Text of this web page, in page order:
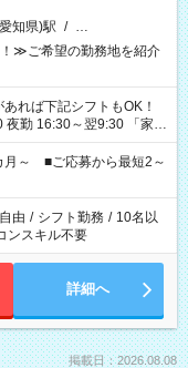
知県)駅 / …
≫ご希望の勤務地を紹介
16:30～翌9:30 「家族
夕飯の準備がしたい」
ご希望を教えてください
計で週40時間を超える場
月～ ■ご応募から最短2～
由 / シフト勤務 / 10名以
ンスキル不要
詳細へ
掲載日：2026.08.08